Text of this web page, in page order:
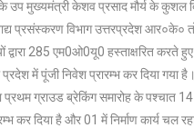
उप मुख्यमंत्री केशव प्रसाद मौर्य के कुशल
प्रसंस्करण विभाग उत्तरप्रदेश आर०के०
द्वारा 285 एम0ओ0यू0 हस्ताक्षरित
प्रदेश में पूंजी निवेश प्रारम्भ कर दिया
प्रथम ग्राउड ब्रेकिंग समारोह के पश्चात
कर दिया है और 01 में निर्माण कार्य चल